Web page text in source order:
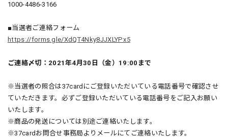
1000-4486-3166
■当選者ご連絡フォーム
https://forms.gle/XdQT4Nky8JJXLYPx5
ご連絡〆切：2021年4月30日（金）19:00まで
※当選者の照合は37cardにご登録いただいている電話番号で確認させ
ていただきます。必ずご登録いただいている電話番号をご記入お願い
いたします。
※商品の発送については別途ご連絡いたします。
※37cardお問合せ事務局よりメールにてご連絡いたします。